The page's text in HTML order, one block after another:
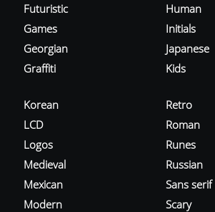
Futuristic
Games
Georgian
Graffiti
Human
Initials
Japanese
Kids
Korean
LCD
Logos
Medieval
Mexican
Modern
Retro
Roman
Runes
Russian
Sans serif
Scary